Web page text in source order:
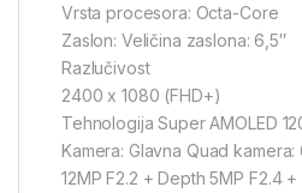
Vrsta procesora: Octa-Core
Zaslon: Veličina zaslona: 6,5″
Razlučivost
2400 x 1080 (FHD+)
Tehnologija Super AMOLED
Kamera: Glavna Quad
12MP F2.2 + Depth 5MP F2.4